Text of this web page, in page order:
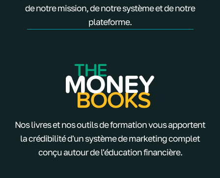
de notre mission, de notre système et de notre
plateforme.
Nos livres et nos outils de formation vous apportent
la crédibilité d'un système de marketing complet
conçu autour de l'éducation financière.